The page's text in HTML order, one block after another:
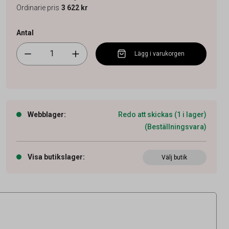
Ordinarie pris 3 622 kr
Antal
Lägg i varukorgen
Webblager:
Redo att skickas (1 i lager)
(Beställningsvara)
Visa butikslager: Välj butik